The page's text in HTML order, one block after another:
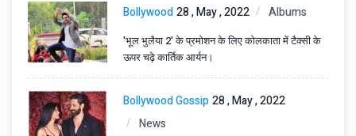
Bollywood28 , May , 2022 Albums
'भूल भुलैया 2' के प्रमोशन के लिए कोलकाता में टैक्सी के
ऊपर चढ़े कार्तिक आर्यन।
Bollywood Gossip28 , May , 2022
News